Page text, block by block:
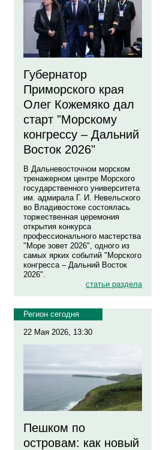
Губернатор
Приморского края
Олег Кожемяко дал
старт "Морскому
конгрессу – Дальний
Восток 2026"
В Дальневосточном морском
тренажерном центре Морского
государственного университета
им. адмирала Г. И. Невельского
во Владивостоке состоялась
торжественная церемония
открытия конкурса
профессионального мастерства
"Море зовет 2026", одного из
самых ярких событий "Морского
конгресса – Дальний Восток
2026".
статьи раздела
Регион сегодня
22 Мая 2026, 13:30
Пешком по
островам: как новый